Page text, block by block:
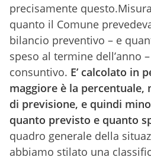
precisamente
quanto il Comune
bilancio preventivo – e
speso al termine dell’anno
consuntivo. E’ calcolato in
maggiore è la percentuale,
di previsione, e quindi
quanto previsto e quanto
quadro generale della
abbiamo stilato una